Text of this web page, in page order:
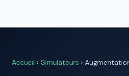
Accueil › Simulateurs ›